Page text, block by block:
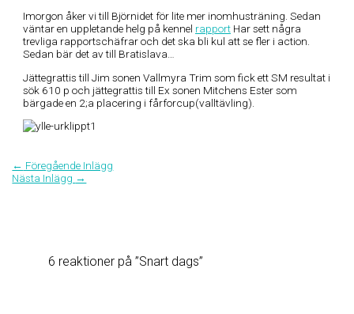
Imorgon åker vi till Björnidet för lite mer inomhusträning. Sedan
väntar en uppletande helg på kennel rapport Har sett några
trevliga rapportschäfrar och det ska bli kul att se fler i action.
Sedan bär det av till Bratislava…
Jättegrattis till Jim sonen Vallmyra Trim som fick ett SM resultat i
sök 610 p och jättegrattis till Ex sonen Mitchens Ester som
bärgade en 2;a placering i fårforcup(valltävling).
← Föregående Inlägg
Nästa Inlägg →
6 reaktioner på ”Snart dags”